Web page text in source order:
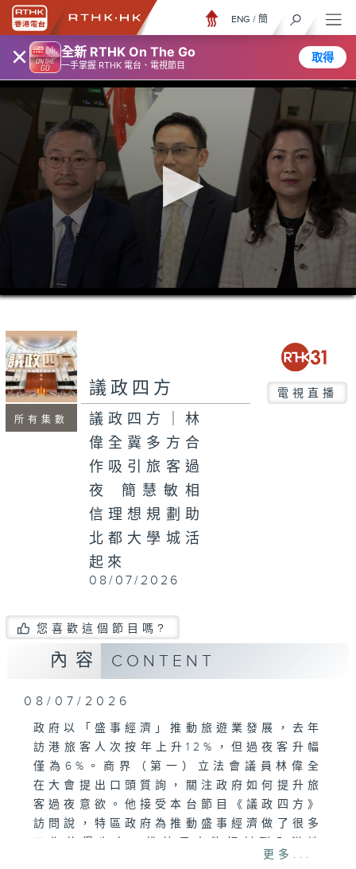
× 全新 RTHK On The Go
一手掌握 RTHK 電台、電視節目
取得
ENG / 簡
seconds
minutes,
7
seconds
所有集數
議政四方 電視直播
議政四方｜林
偉全冀多方合
作吸引旅客過
夜 簡慧敏相
信理想規劃助
北都大學城活
起來
08/07/2026
您喜歡這個節目嗎?
內容 CONTENT
08/07/2026
政府以「盛事經濟」推動旅遊業發展，去年
訪港旅客人次按年上升12%，但過夜客升幅
僅為6%。商界（第一）立法會議員林偉全
在大會提出口頭質詢，關注政府如何提升旅
客過夜意欲。他接受本台節目《議政四方》
訪問說，特區政府為推動盛事經濟做了很多
區。他強調香港最重要是服務質素，期望可
更多...